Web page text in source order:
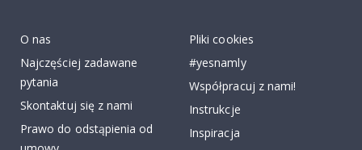
O nas
Najczęściej zadawane
pytania
Skontaktuj się z nami
Prawo do odstąpienia od
Pliki cookies
#yesnamly
Współpracuj z nami!
Instrukcje
Inspiracja